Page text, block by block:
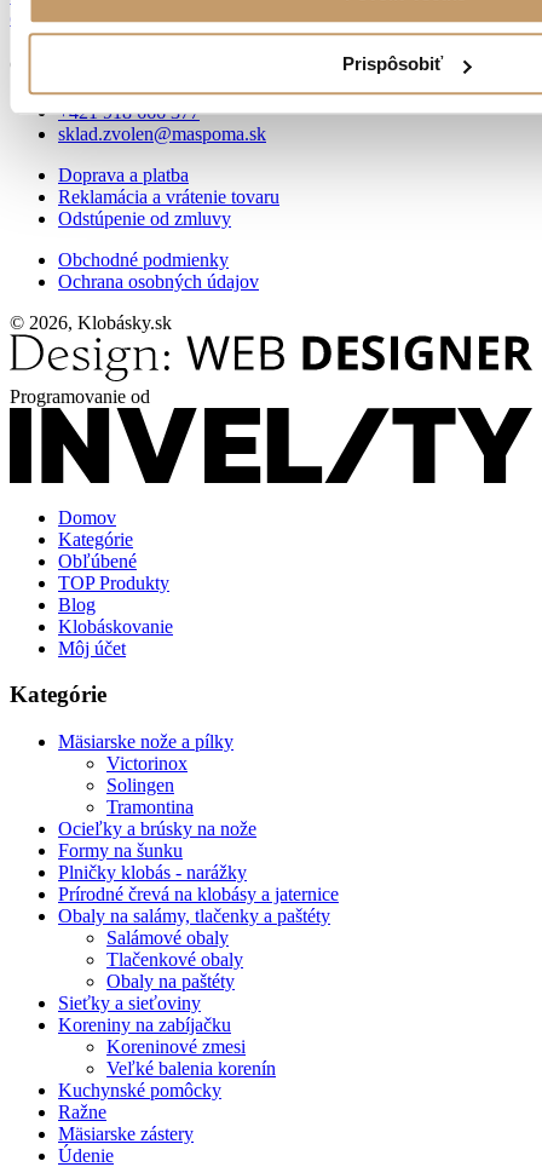
Prispôsobiť
od 9:00 do 14:00
Objednávky
+421 918 666 377
sklad.zvolen@maspoma.sk
Doprava a platba
Reklamácia a vrátenie tovaru
Odstúpenie od zmluvy
Obchodné podmienky
Ochrana osobných údajov
© 2026, Klobásky.sk
Programovanie od
Domov
Kategórie
Obľúbené
TOP Produkty
Blog
Klobáskovanie
Môj účet
Kategórie
Mäsiarske nože a pílky
Victorinox
Solingen
Tramontina
Ocieľky a brúsky na nože
Formy na šunku
Plničky klobás - narážky
Prírodné črevá na klobásy a jaternice
Obaly na salámy, tlačenky a paštéty
Salámové obaly
Tlačenkové obaly
Obaly na paštéty
Sieťky a sieťoviny
Koreniny na zabíjačku
Koreninové zmesi
Veľké balenia korenín
Kuchynské pomôcky
Ražne
Mäsiarske zástery
Údenie